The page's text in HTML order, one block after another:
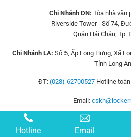
Chi Nhánh ĐN: Tòa nhà văn
Riverside Tower - Số 74,
Quận Hải Châu, Tp.
Chi Nhánh LA: Số 5, Ấp Long Hưng, Xã
Tỉnh Long An
ĐT: (028) 62700527 Hotline
Email:
Hotline Email